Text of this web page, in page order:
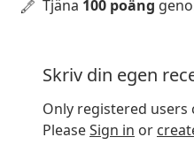
Tjäna 100 poäng
Skriv din egen
Only registered users
PleaseSign in or